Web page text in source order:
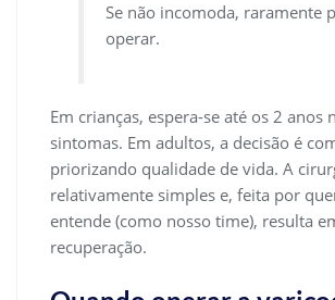
Se não incomoda, raramente
operar.
Em crianças, espera-se até os 2 anos
sintomas. Em adultos, a decisão é
priorizando qualidade de vida. A
relativamente simples e, feita por
entende (como nosso time), resulta
recuperação.